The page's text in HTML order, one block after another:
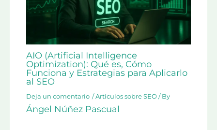
AIO (Artificial Intelligence
Optimization): Qué es, Cómo
Funciona y Estrategias para Aplicarlo
al SEO
Deja un comentario /Artículos sobre SEO / By
Ángel Núñez Pascual